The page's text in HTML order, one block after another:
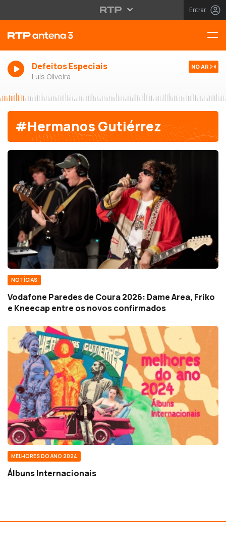
Entrar
Defeitos Especiais
Luís Oliveira
NO AR
#Hermanos Gutiérrez
NOTÍCIAS
Vodafone Paredes de Coura 2026: Dame Area, Friko
e Kneecap entre os novos confirmados
MELHORES DO ANO 2024
Álbuns Internacionais